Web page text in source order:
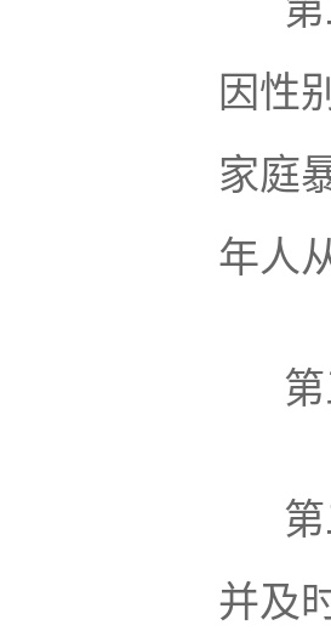
因性
家庭
年人
并及